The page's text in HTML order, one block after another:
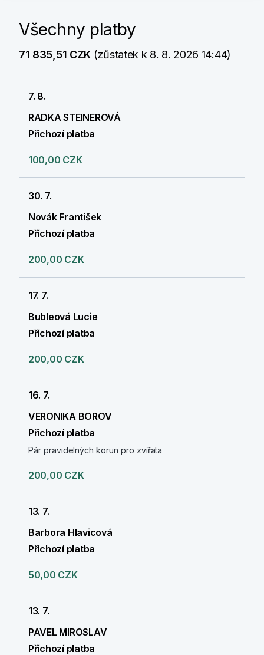
Všechny platby
71 835,51 CZK (zůstatek k 8. 8. 2026 14:44)
7. 8.
RADKA STEINEROVÁ
Příchozí platba
100,00 CZK
30. 7.
Novák František
Příchozí platba
200,00 CZK
17. 7.
Bubleová Lucie
Příchozí platba
200,00 CZK
16. 7.
VERONIKA BOROV
Příchozí platba
Pár pravidelných korun pro zvířata
200,00 CZK
13. 7.
Barbora Hlavicová
Příchozí platba
50,00 CZK
13. 7.
PAVEL MIROSLAV
Příchozí platba